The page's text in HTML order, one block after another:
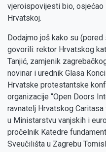
vjeroispovijesti bio, osjećao
Hrvatskoj.
Dodajmo još kako su
govorili: rektor Hrvatskog
Tanjić, zamjenik
novinar i urednik Glasa
Hrvatske protestantske
organizacije “Open Doors
ravnatelj Hrvatskog
u Ministarstvu vanjskih i
pročelnik Katedre
Sveučilišta u Zagrebu